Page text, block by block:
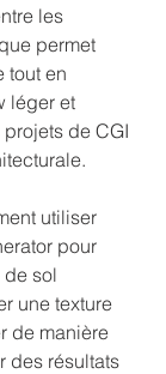
les
permet
tout en
léger et
de CGI
utiliser
pour
de sol
une texture
de manière
des résultats